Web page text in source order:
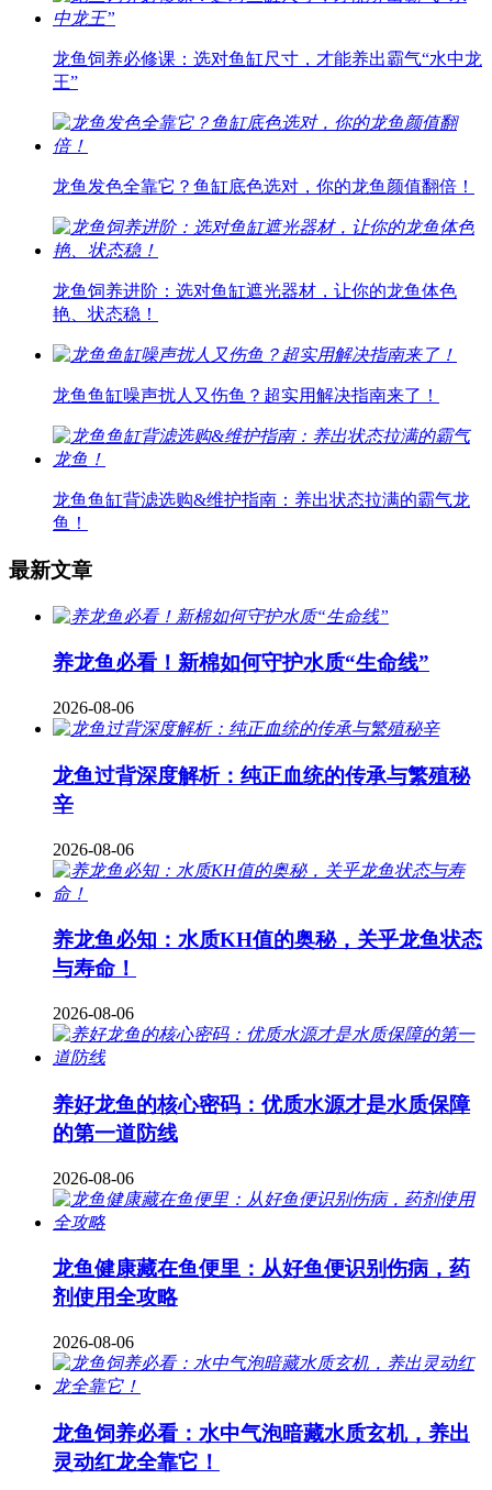
龙鱼饲养必修课：选对鱼缸尺寸，才能养出霸气“水中龙
王”
龙鱼发色全靠它？鱼缸底色选对，你的龙鱼颜值翻倍！
龙鱼饲养进阶：选对鱼缸遮光器材，让你的龙鱼体色
艳、状态稳！
龙鱼鱼缸噪声扰人又伤鱼？超实用解决指南来了！
龙鱼鱼缸背滤选购&维护指南：养出状态拉满的霸气龙
鱼！
最新文章
养龙鱼必看！新棉如何守护水质“生命线”
2026-08-06
龙鱼过背深度解析：纯正血统的传承与繁殖秘
辛
2026-08-06
养龙鱼必知：水质KH值的奥秘，关乎龙鱼状态
与寿命！
2026-08-06
养好龙鱼的核心密码：优质水源才是水质保障
的第一道防线
2026-08-06
龙鱼健康藏在鱼便里：从好鱼便识别伤病，药
剂使用全攻略
2026-08-06
龙鱼饲养必看：水中气泡暗藏水质玄机，养出
灵动红龙全靠它！